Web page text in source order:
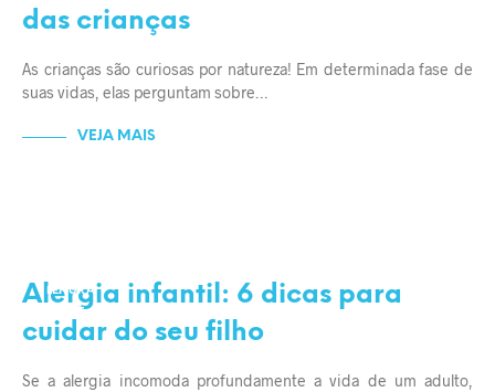
das crianças
As crianças são curiosas por natureza! Em determinada fase de
suas vidas, elas perguntam sobre…
VEJA MAIS
LEITURA
SAÚDE
Alergia infantil: 6 dicas para
cuidar do seu filho
Se a alergia incomoda profundamente a vida de um adulto,